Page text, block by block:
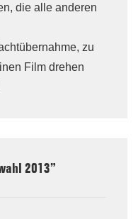
die alle anderen
zu
Film drehen
2013”